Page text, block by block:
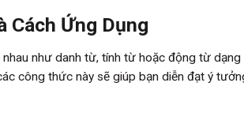
Cách Ứng Dụng
như danh từ, tính từ hoặc động từ
công thức này sẽ giúp bạn diễn đạt ý